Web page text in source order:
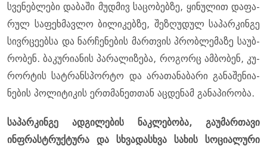
სვე­ნებ­ლე­ბი და­ბა­ში მუდ­მივ სა­ცო­ბებ­ზე, ყი­ნუ­ლით და­ფა­
რულ სა­ფეხ­მავ­ლო ბი­ლი­კებ­ზე, შე­ზღუ­დულ სა­პარ­კინ­გე
სივ­რცე­ებ­სა და ნარ­ჩე­ნე­ბის მარ­თვის პრობ­ლე­მა­ზე სა­უბ­
რო­ბენ. ბა­კუ­რი­ა­ნის პა­რა­ლი­ზე­ბა, რო­გორც ამ­ბო­ბენ, კუ­
რორ­ტის სატ­რან­სპორ­ტო და არა­თა­ნა­ბა­რი გა­ნა­შე­ნი­ა­
ნე­ბის პო­ლი­ტი­კის ერ­თმა­ნეთ­თან აც­დე­ნამ გა­ნა­პი­რო­ბა.
სა­პარ­კინ­გე ად­გი­ლე­ბის ნაკ­ლე­ბო­ბა, გა­უ­მარ­თა­ვი
ინფრას­ტრუქ­ტუ­რა და სხვა­დას­ხვა სა­ხის სო­ცი­ა­ლუ­რი